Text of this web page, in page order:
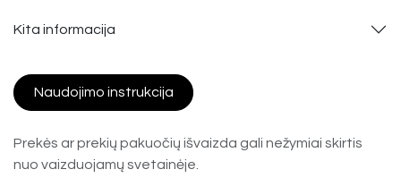
Kita informacija
Naudojimo instrukcija
Prekės ar prekių pakuočių išvaizda gali nežymiai skirtis
nuo vaizduojamų svetainėje.